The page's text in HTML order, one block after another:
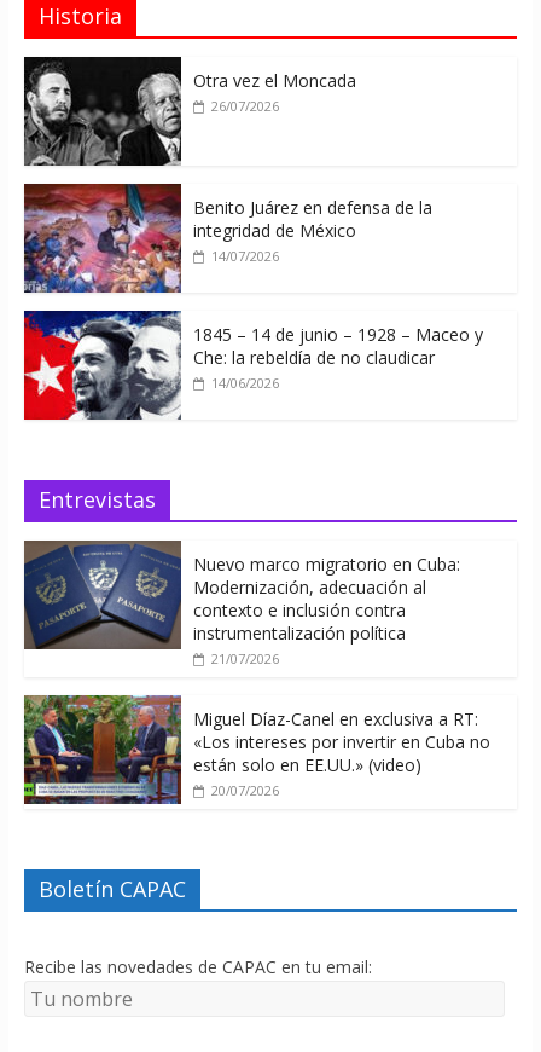
Historia
Otra vez el Moncada
26/07/2026
Benito Juárez en defensa de la
integridad de México
14/07/2026
1845 – 14 de junio – 1928 – Maceo y
Che: la rebeldía de no claudicar
14/06/2026
Entrevistas
Nuevo marco migratorio en Cuba:
Modernización, adecuación al
contexto e inclusión contra
instrumentalización política
21/07/2026
Miguel Díaz-Canel en exclusiva a RT:
«Los intereses por invertir en Cuba no
están solo en EE.UU.» (video)
20/07/2026
Boletín CAPAC
Recibe las novedades de CAPAC en tu email: